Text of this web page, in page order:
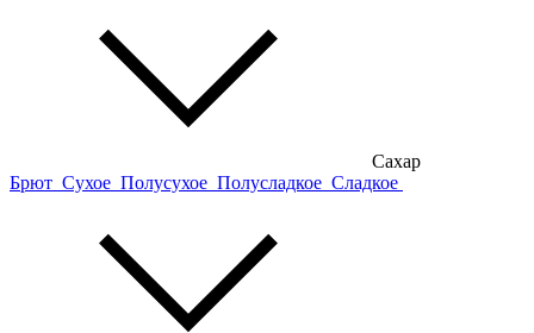
Сахар
Брют Сухое Полусухое Полусладкое Сладкое